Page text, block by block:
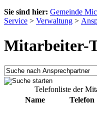
Sie sind hier: Gemeinde
Service > Verwaltung >
Mitarbeiter-
Telefonliste der
Name
Telefon